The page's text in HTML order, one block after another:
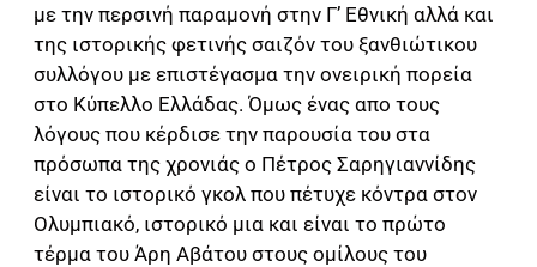
με την περσινή παραμονή στην Γ’ Εθνική αλλά και
της ιστορικής φετινής σαιζόν του ξανθιώτικου
συλλόγου με επιστέγασμα την ονειρική πορεία
στο Κύπελλο Ελλάδας. Όμως ένας απο τους
λόγους που κέρδισε την παρουσία του στα
πρόσωπα της χρονιάς ο Πέτρος Σαρηγιαννίδης
είναι το ιστορικό γκολ που πέτυχε κόντρα στον
Ολυμπιακό, ιστορικό μια και είναι το πρώτο
τέρμα του Άρη Αβάτου στους ομίλους του